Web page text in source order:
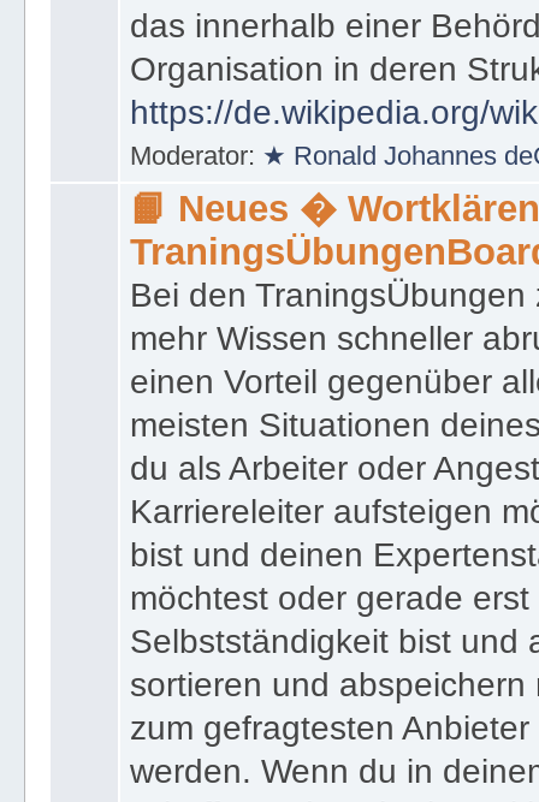
das innerhalb einer
Organisation in deren
https://de.wikipedia.org/
Moderator: ★ Ronald Johannes
📙 Neues �
Bei den
mehr Wissen schneller
einen Vorteil gegenüber
meisten Situationen
du als Arbeiter oder
Karriereleiter aufsteigen
bist und deinen
möchtest oder gerade
Selbstständigkeit bist und
sortieren und
zum gefragtesten
werden. Wenn du in